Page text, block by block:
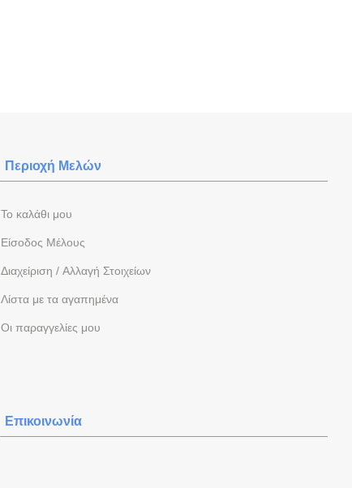
Περιοχή Mελών
To καλάθι μου
Eίσοδος Μέλους
Διαχείριση / Aλλαγή Στοιχείων
Λίστα με τα αγαπημένα
Oι παραγγελίες μου
Επικοινωνία